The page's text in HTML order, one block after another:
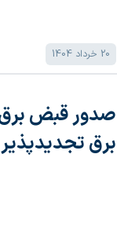
20 خرداد 1404
صدور قبض برق
برق تجدیدپذیر